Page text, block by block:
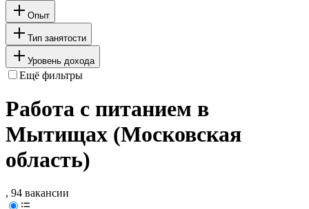
Опыт
Тип занятости
Уровень дохода
Ещё фильтры
Работа с питанием в
Мытищах (Московская
область)
, 94 вакансии